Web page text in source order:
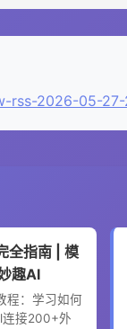
rss-2026-05-27-
全指南 | 模
趣AI
程：学习如何
接200+外